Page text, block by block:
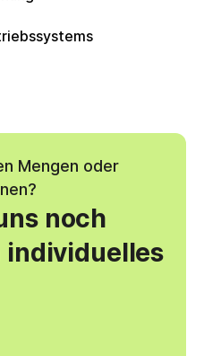
Mengen oder
noch
individuelles